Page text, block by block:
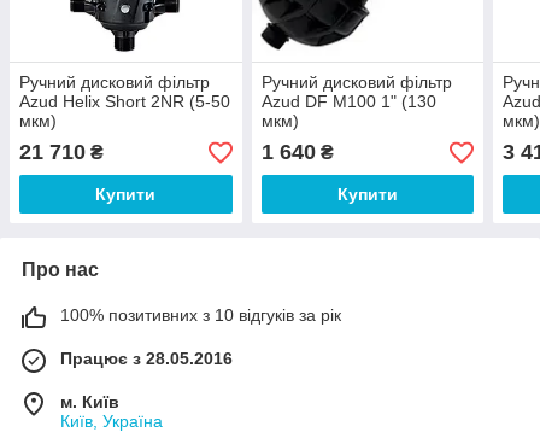
Ручний дисковий фільтр
Azud Helix Short 2NR (5-50
мкм)
21 710 ₴
Купити
Ручний дисковий фільтр
Azud DF M100 1" (130
мкм)
1 640₴
Купити
мкм)
3
Про нас
100% позитивних з 10 відгуків за рік
Працює з 28.05.2016
м. Київ
Київ, Україна